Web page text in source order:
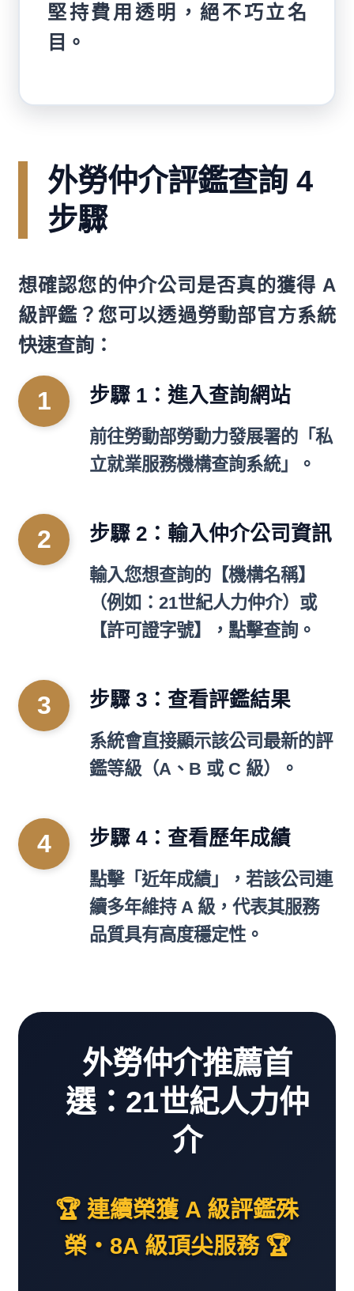
堅持費用透明，絕不巧立名
目。
外勞仲介評鑑查詢 4
步驟
想確認您的仲介公司是否真的獲得 A
級評鑑？您可以透過勞動部官方系統
快速查詢：
步驟 1：進入查詢網站
前往勞動部勞動力發展署的「私
立就業服務機構查詢系統」。
步驟 2：輸入仲介公司資訊
輸入您想查詢的【機構名稱】
（例如：21世紀人力仲介）或
【許可證字號】，點擊查詢。
步驟 3：查看評鑑結果
系統會直接顯示該公司最新的評
鑑等級（A、B 或 C 級）。
步驟 4：查看歷年成績
點擊「近年成績」，若該公司連
續多年維持 A 級，代表其服務
品質具有高度穩定性。
外勞仲介推薦首
選：21世紀人力仲
介
🏆 連續榮獲 A 級評鑑殊
榮・8A 級頂尖服務 🏆